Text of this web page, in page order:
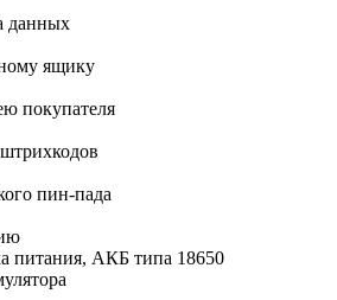
данных
ящику
покупателя
пин-пада
питания, АКБ типа 18650